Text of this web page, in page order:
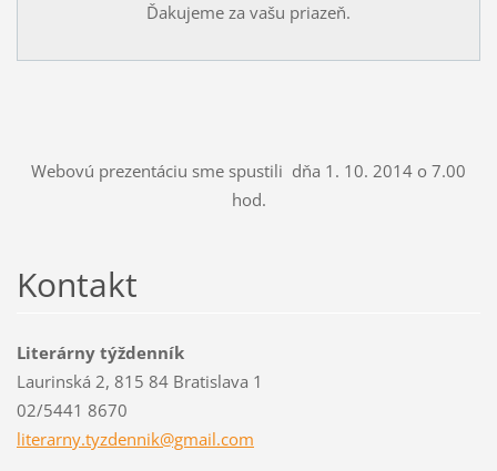
Ďakujeme za vašu priazeň.
Webovú prezentáciu sme spustili dňa 1. 10. 2014 o 7.00
hod.
Kontakt
Literárny týždenník
Laurinská 2, 815 84 Bratislava 1
02/5441 8670
literarny.tyzdennik@gmail.com